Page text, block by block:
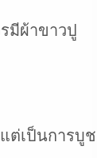
มีผ้าขาวปู
ต่เป็นการบู